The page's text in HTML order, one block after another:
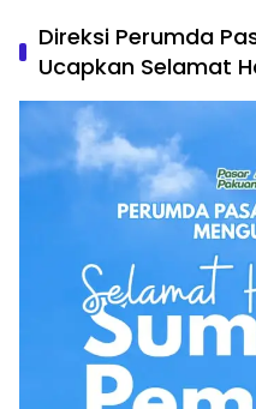
Direksi Perumda
Ucapkan Selamat